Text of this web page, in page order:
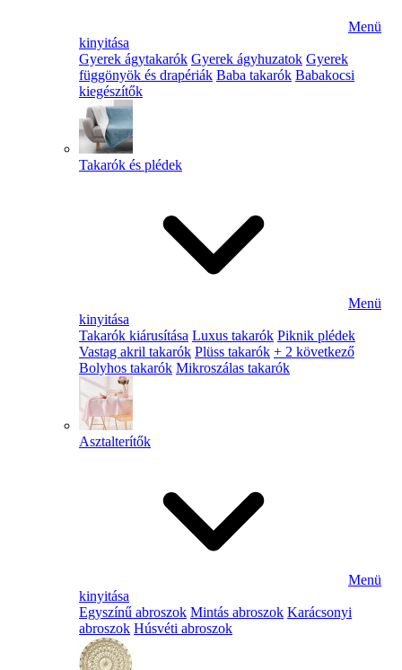
Menü
kinyitása
Gyerek ágytakarók Gyerek ágyhuzatok Gyerek
függönyök és drapériák Baba takarók Babakocsi
kiegészítők
Takarók és plédek
Menü
kinyitása
Takarók kiárusítása Luxus takarók Piknik plédek
Vastag akril takarók Plüss takarók + 2 következő
Bolyhos takarók Mikroszálas takarók
Asztalterítők
Menü
kinyitása
Egyszínű abroszok Mintás abroszok Karácsonyi
abroszok Húsvéti abroszok